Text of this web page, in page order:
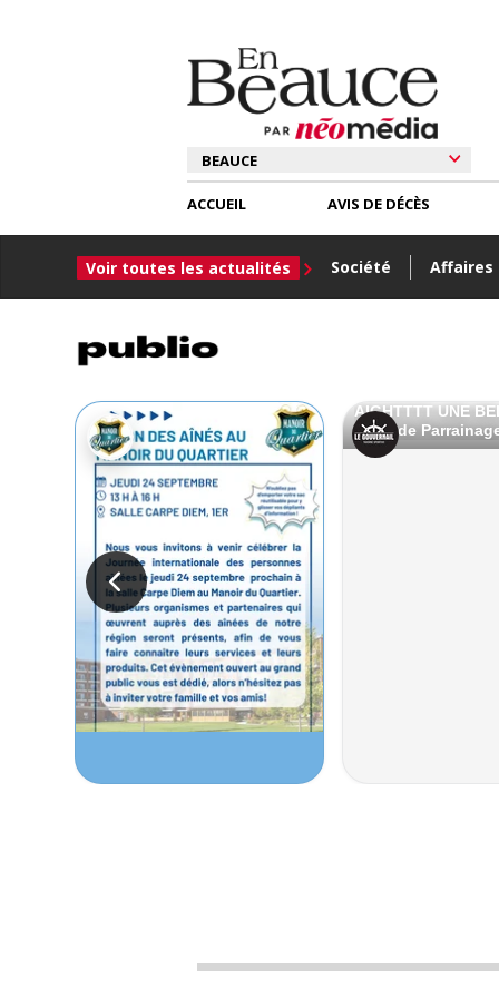
ACCUEIL
Voir toutes les actualités Société Affaires
AVIS DE DÉCÈS